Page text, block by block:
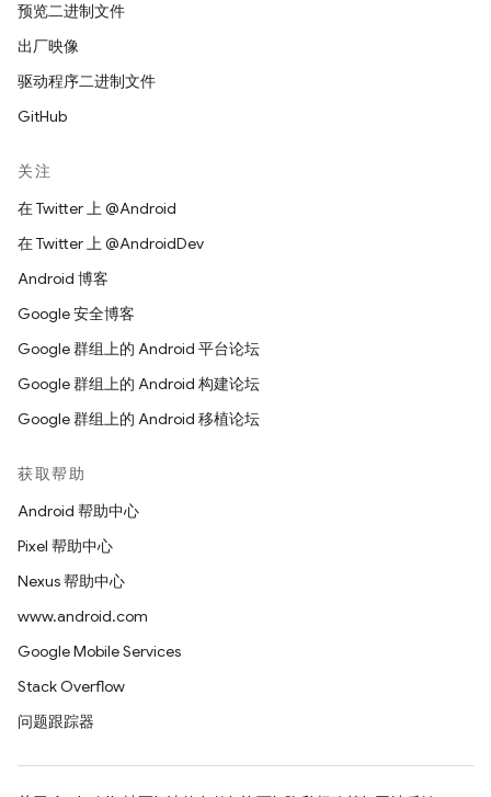
预览二进制文件
出厂映像
驱动程序二进制文件
GitHub
关注
在 Twitter 上 @Android
在 Twitter 上 @AndroidDev
Android 博客
Google 安全博客
Google 群组上的 Android 平台论坛
Google 群组上的 Android 构建论坛
Google 群组上的 Android 移植论坛
获取帮助
Android 帮助中心
Pixel 帮助中心
Nexus 帮助中心
www.android.com
Google Mobile Services
Stack Overflow
问题跟踪器